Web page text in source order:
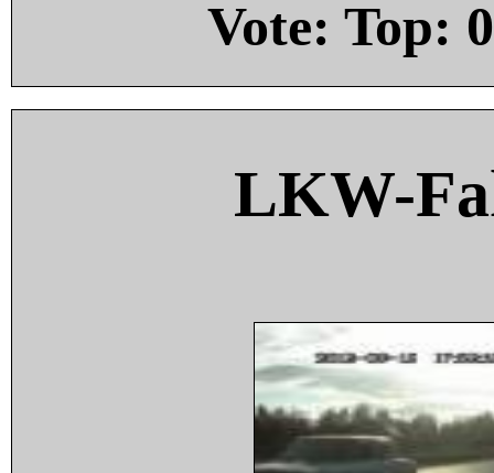
Vote: Top: 0
LKW-